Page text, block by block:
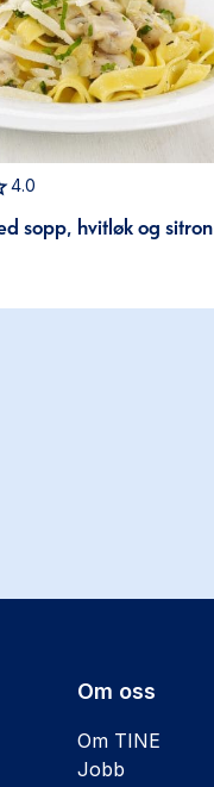
4.0
sopp, hvitløk og sitron
Om oss
Om TINE
Jobb